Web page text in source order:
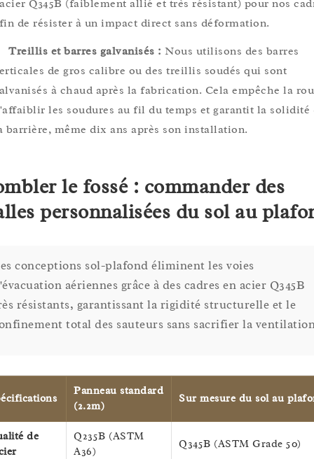
Q345B (faiblement allié et très résistant) pour nos
de résister à un impact direct sans déformation.
Treillis et barres galvanisés : Nous utilisons des barres
de gros calibre ou des treillis soudés qui sont
à chaud après la fabrication. Cela empêche la
les soudures au fil du temps et garantit la solidité
barrière, même dix ans après son installation.
le fossé : commander des
personnalisées du sol au
conceptions sol-plafond éliminent les voies
aériennes grâce à des cadres en acier Q345B
résistants, garantissant la rigidité structurelle et le
total des sauteurs sans sacrifier la
Panneau standard
(2.2m)
Sur mesure du sol au
de
Q235B (ASTM
A36)
Q345B (ASTM Grade 50)